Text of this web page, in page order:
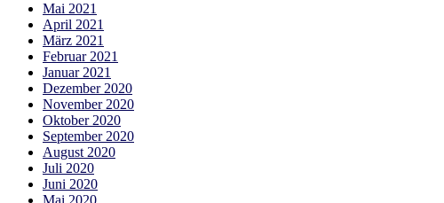
Mai 2021
April 2021
März 2021
Februar 2021
Januar 2021
Dezember 2020
November 2020
Oktober 2020
September 2020
August 2020
Juli 2020
Juni 2020
Mai 2020